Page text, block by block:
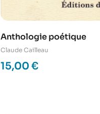
Anthologie poétique
Claude Cailleau
15,00 €